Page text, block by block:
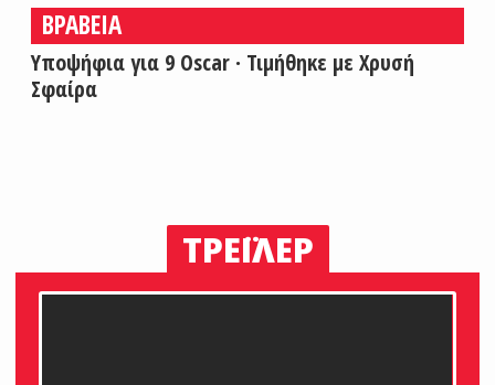
ΒΡΑΒΕΙΑ
Υποψήφια για 9 Oscar ∙ Τιμήθηκε με Χρυσή
Σφαίρα
ΤΡΕΪΛΕΡ